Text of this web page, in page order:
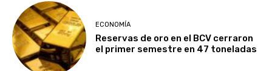
ECONOMÍA
Reservas de oro en el BCV cerraron
el primer semestre en 47 toneladas